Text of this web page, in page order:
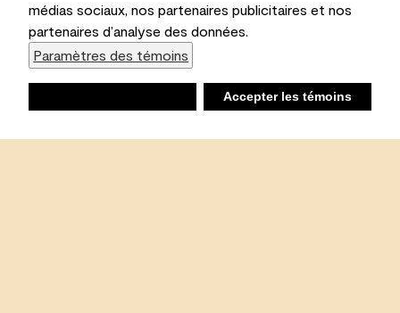
médias sociaux, nos partenaires publicitaires et nos
partenaires d’analyse des données.
Paramètres des témoins
Accepter les témoins
Liste d’achats